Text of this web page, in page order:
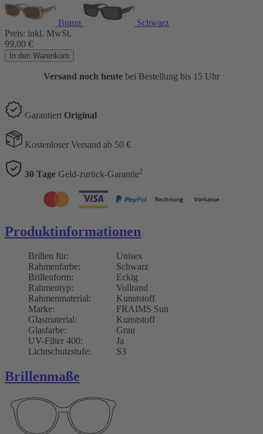
Braun
Schwarz
Preis: inkl. MwSt.
99,00 €
In den Warenkorb
Versand noch heute bei Bestellung bis 15 Uhr
Garantiert Original
Kostenloser Versand ab 50 €
30 Tage Geld-zurück-Garantie2
Produktinformationen
Brillen für:
Unisex
Rahmenfarbe:
Schwarz
Brillenform:
Eckig
Rahmentyp:
Vollrand
Rahmenmaterial:
Kunststoff
Marke:
FRAIMS Sun
Glasmaterial:
Kunststoff
Glasfarbe:
Grau
UV-Filter 400:
Ja
Lichtschutzstufe:
S3
Brillenmaße